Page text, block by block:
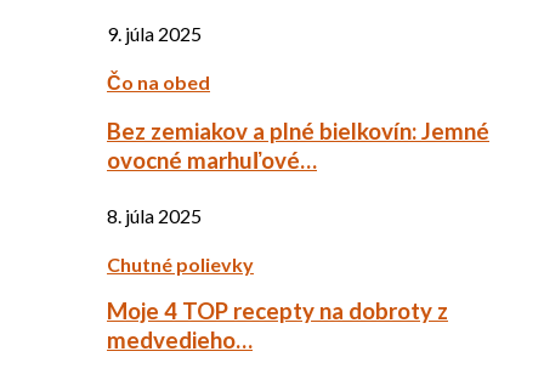
9. júla 2025
Čo na obed
Bez zemiakov a plné bielkovín: Jemné
ovocné marhuľové…
8. júla 2025
Chutné polievky
Moje 4 TOP recepty na dobroty z
medvedieho…